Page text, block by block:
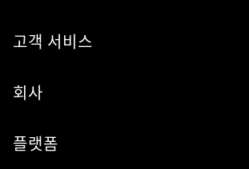
고객 서비스
회사
플랫폼